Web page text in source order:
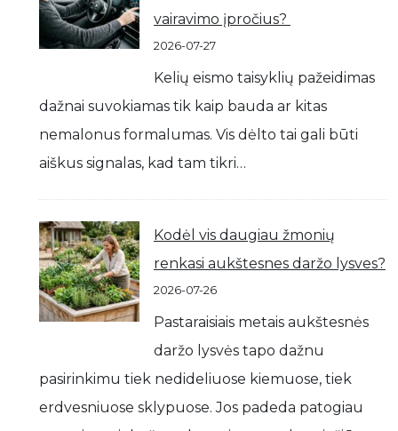
vairavimo įpročius?
2026-07-27
Kelių eismo taisyklių pažeidimas
dažnai suvokiamas tik kaip bauda ar kitas
nemalonus formalumas. Vis dėlto tai gali būti
aiškus signalas, kad tam tikri…
Kodėl vis daugiau žmonių
renkasi aukštesnes daržo lysves?
2026-07-26
Pastaraisiais metais aukštesnės
daržo lysvės tapo dažnu
pasirinkimu tiek nedideliuose kiemuose, tiek
erdvesniuose sklypuose. Jos padeda patogiau